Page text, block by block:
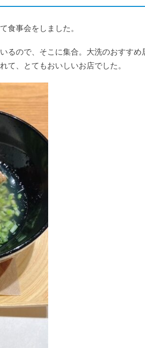
食事会をしました。
るので、そこに集合。大洗のおすすめ
て、とてもおいしいお店でした。